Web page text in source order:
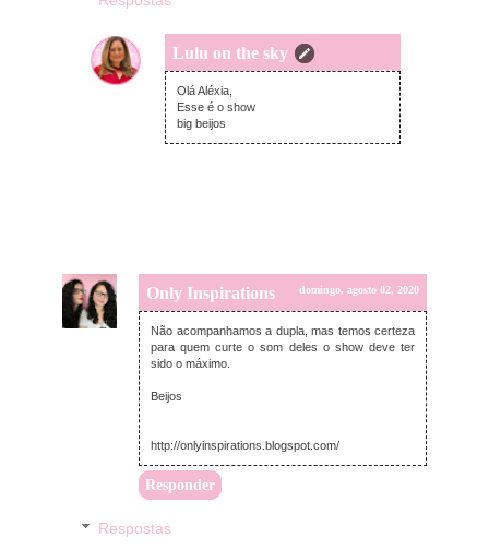
Lulu on the sky
domingo, agosto 02, 2020
Olá Aléxia,
Esse é o show
big beijos
Only Inspirations domingo, agosto 02, 2020
Não acompanhamos a dupla, mas temos certeza
para quem curte o som deles o show deve ter
sido o máximo.
Beijos
http://onlyinspirations.blogspot.com/
Responder
Respostas